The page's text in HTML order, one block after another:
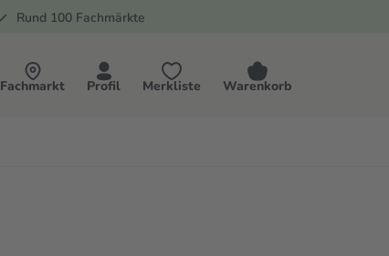
Rund 100 Fachmärkte
Fachmarkt Profil Merkliste Warenkorb